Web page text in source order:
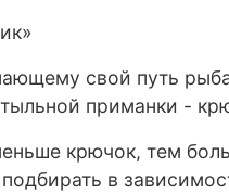
свой путь
приманки -
крючок, тем
подбирать в